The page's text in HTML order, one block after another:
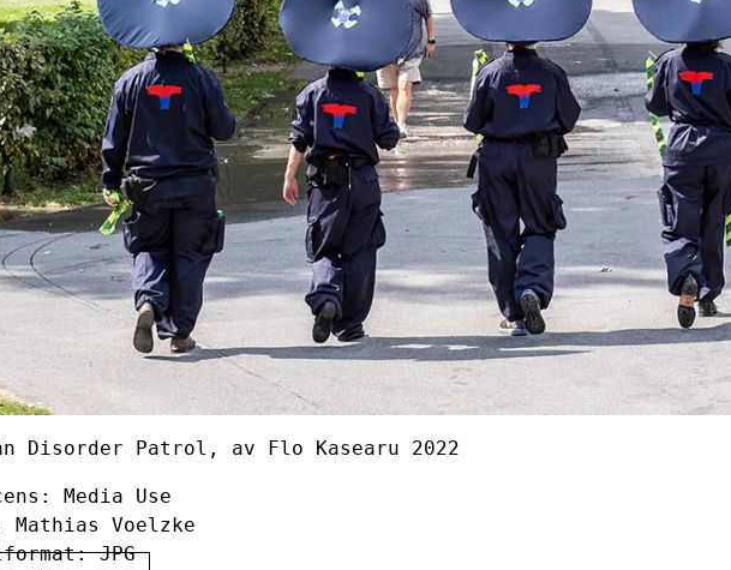
Disorder Patrol, av Flo Kasearu 2022
Media Use
Mathias Voelzke
JPG